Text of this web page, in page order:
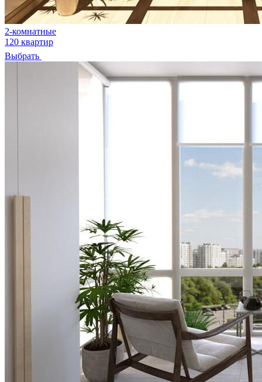
2-комнатные
120 квартир
Выбрать